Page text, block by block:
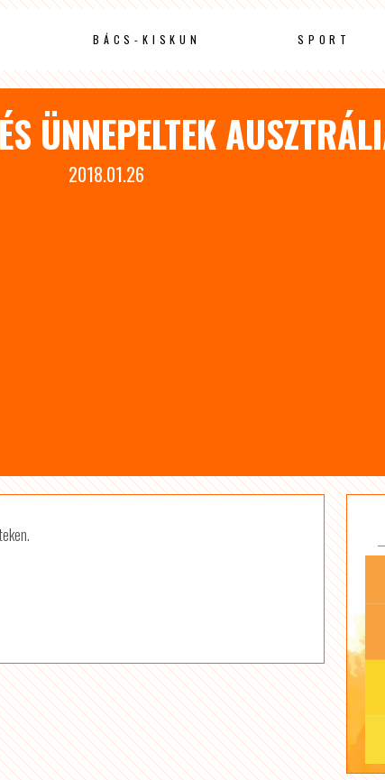
BÁCS-KISKUN SPORT
ÜNNEPELTEK
2018.01.26